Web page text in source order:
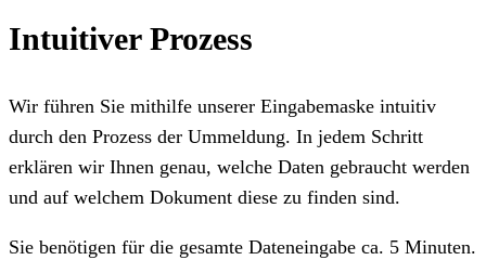
Intuitiver Prozess
Wir führen Sie mithilfe unserer Eingabemaske intuitiv
durch den Prozess der Ummeldung. In jedem Schritt
erklären wir Ihnen genau, welche Daten gebraucht werden
und auf welchem Dokument diese zu finden sind.
Sie benötigen für die gesamte Dateneingabe ca. 5 Minuten.